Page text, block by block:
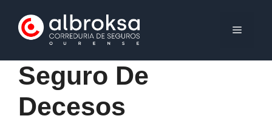
contenido
MENÚ
Seguro De
Decesos